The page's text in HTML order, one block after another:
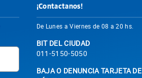
¡Contactanos!
De Lunes a Viernes de 08 a 20 hs.
BIT DEL CIUDAD
011-5150-5050
BAJA O DENUNCIA TARJETA DE